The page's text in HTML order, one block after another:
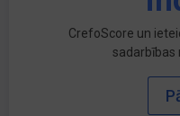
CrefoScore un
sadarbības